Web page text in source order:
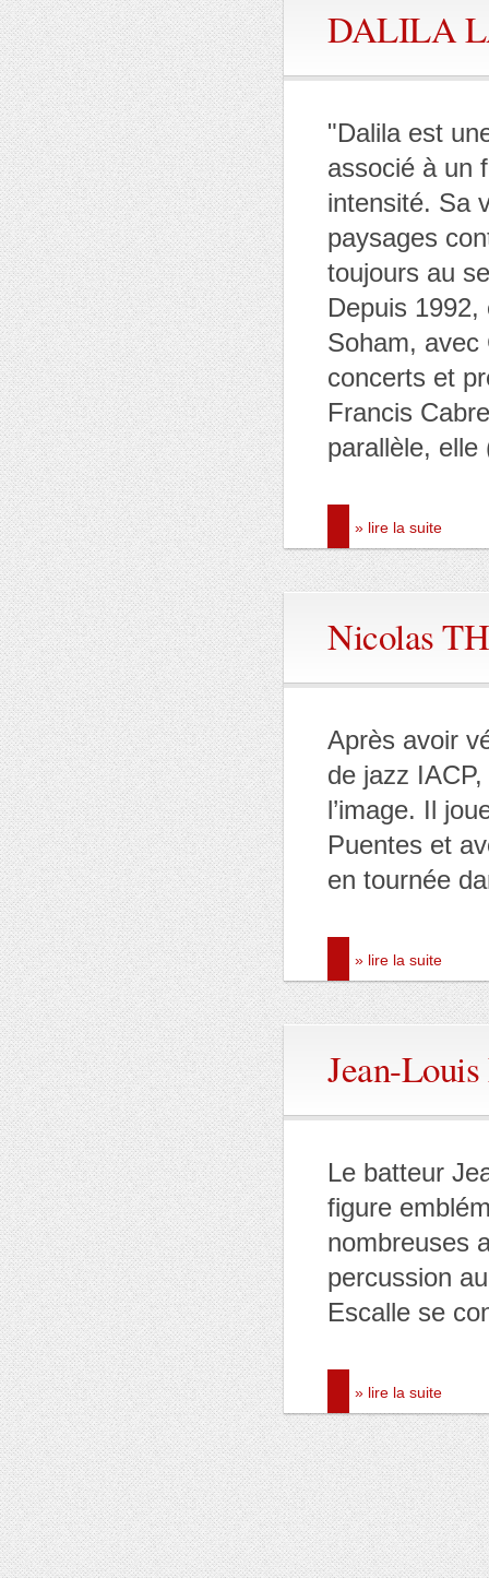
DALILA
"Dalila est
associé à un
intensité. Sa
paysages
toujours au
Depuis
Soham, avec
concerts et
Francis
parallèle,
» lire la suite
Nicolas
Après avoir
de jazz
l’image. Il
Puentes et
en tournée
» lire la suite
Jean-
Le batteur
figure
nombreuses
percussion
Escalle se
» lire la suite